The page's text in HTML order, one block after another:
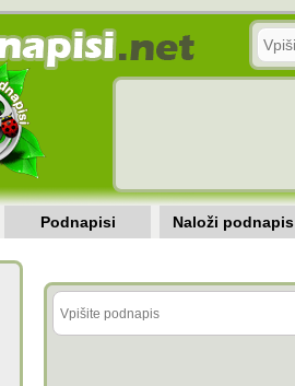
Podnapisi Naloži podnapis